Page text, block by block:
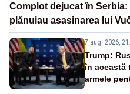
Complot dejucat în
plănuiau asasinarea lui
7 aug. 2026,
Trump:
în această
armele